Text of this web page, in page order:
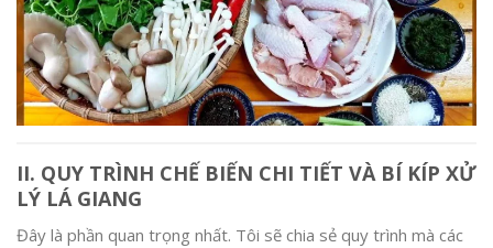
II. QUY TRÌNH CHẾ BIẾN CHI TIẾT VÀ BÍ KÍP XỬ
LÝ LÁ GIANG
Đây là phần quan trọng nhất. Tôi sẽ chia sẻ quy trình mà các